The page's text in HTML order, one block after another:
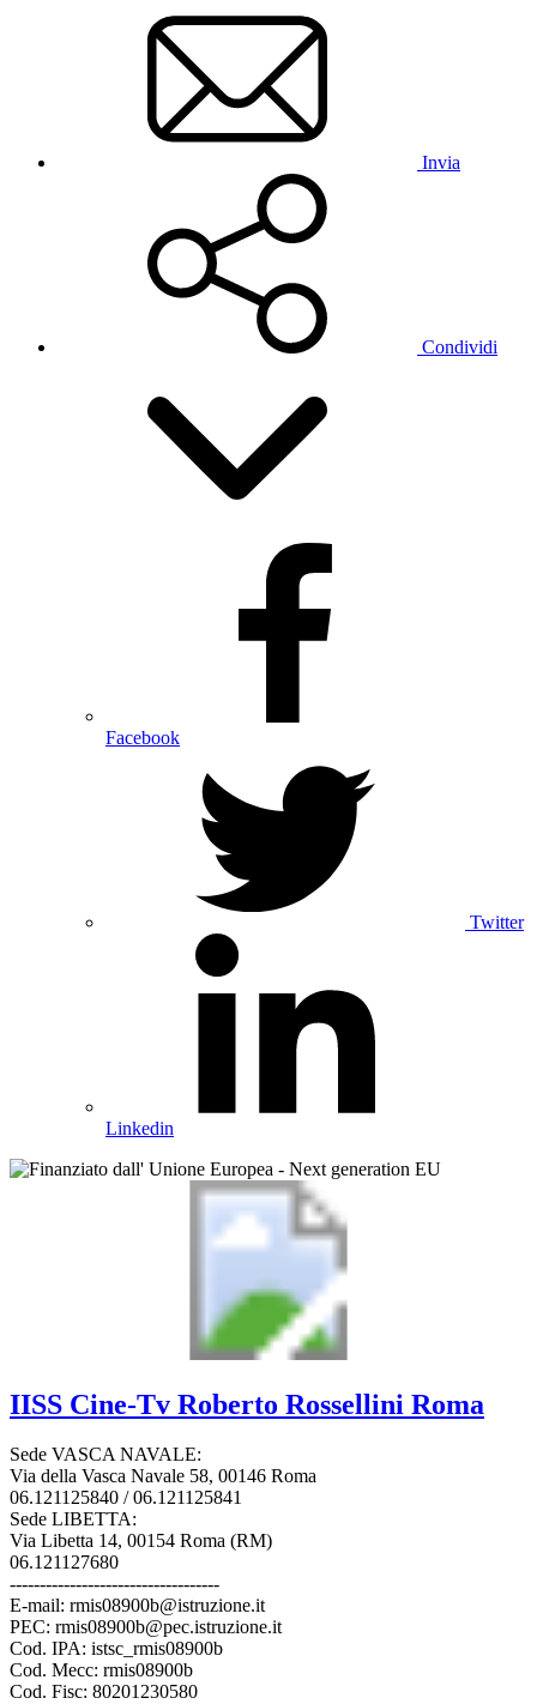
Invia
Condividi
Facebook
Twitter
Linkedin
IISS Cine-Tv Roberto Rossellini Roma
Sede VASCA NAVALE:
Via della Vasca Navale 58, 00146 Roma
06.121125840 / 06.121125841
Sede LIBETTA:
Via Libetta 14, 00154 Roma (RM)
06.121127680
-----------------------------------
E-mail: rmis08900b@istruzione.it
PEC: rmis08900b@pec.istruzione.it
Cod. IPA: istsc_rmis08900b
Cod. Mecc: rmis08900b
Cod. Fisc: 80201230580